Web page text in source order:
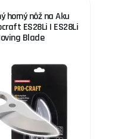
horný nôž na Aku
ES28Li | ES28Li
Blade